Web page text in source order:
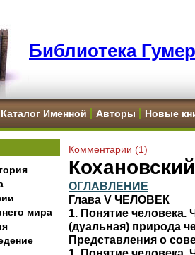
Библиотека Гумер
Каталог Именной Авторы Новые
мира
Комментарии (1)
ОГЛАВЛЕНИЕ
Глава V ЧЕЛОВЕК
1. Понятие человека.
(дуальная) природа
Представления о